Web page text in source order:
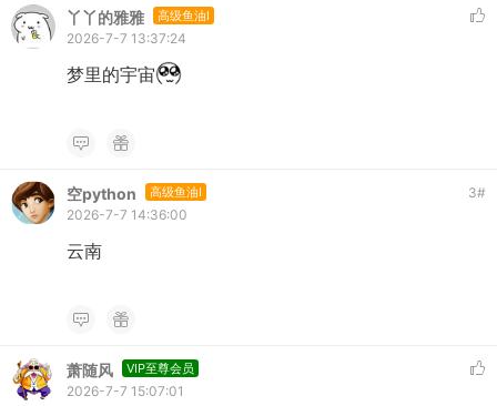
丫丫的雅雅 高级鱼油I
2026-7-7 13:37:24
梦里的宇宙
空python 高级鱼油I 3#
2026-7-7 14:36:00
云南
萧随风 VIP至尊会员
2026-7-7 15:07:01